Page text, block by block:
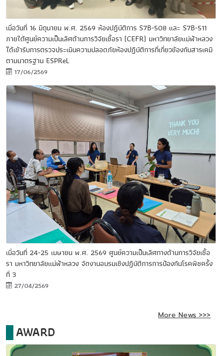
เมื่อวันที่ 16 มิถุนายน พ.ศ. 2569 ห้องปฏิบัติการ S7B-508 และ S7B-511
ภายใต้ศูนย์ความเป็นเลิศด้านการวิจัยเชื้อรา (CEFR) มหาวิทยาลัยแม่ฟ้าหลวง
ได้เข้ารับการตรวจประเมินความปลอดภัยห้องปฏิบัติการที่เกี่ยวข้องกับสารเคมี
ตามมาตรฐาน ESPReL
17/06/2569
เมื่อวันที่ 24-25 เมษายน พ.ศ. 2569 ศูนย์ความเป็นเลิศทางด้านการวิจัยเชื้อ
รา มหาวิทยาลัยแม่ฟ้าหลวง จัดงานอบรมเชิงปฏิบัติการการป้องกันโรคพืชครั้ง
ที่ 3
27/04/2569
More News >>>
AWARD